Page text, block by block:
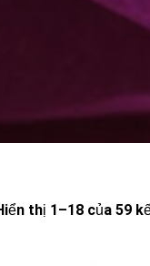
thị 1–18 của 59